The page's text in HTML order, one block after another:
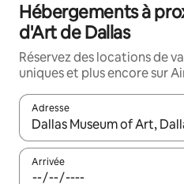
Hébergements à
d'Art de Dallas
Réservez des locations de
uniques et plus encore sur
Adresse
Lorsque les résultats
Arrivée